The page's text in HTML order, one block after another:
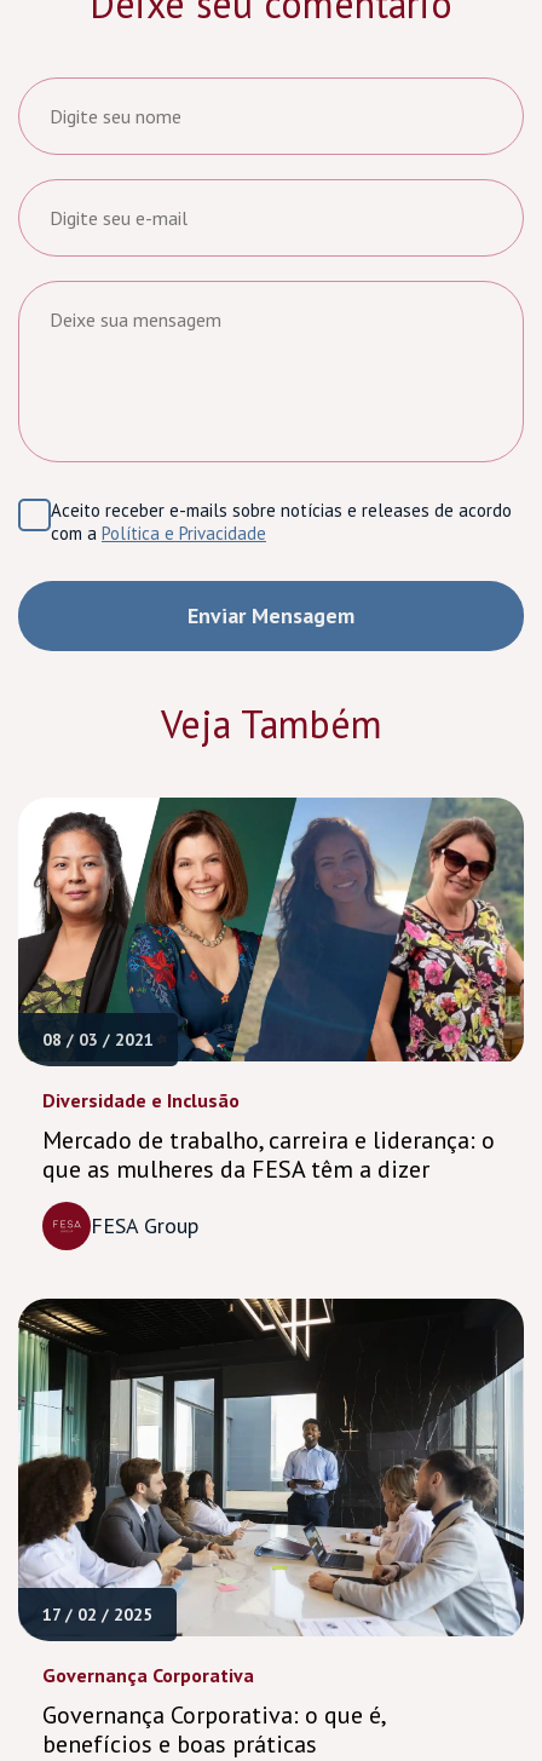
Aceito receber e-mails sobre notícias e releases de acordo
com a Política e Privacidade
Veja Também
08 / 03 / 2021
Diversidade e Inclusão
Mercado de trabalho, carreira e liderança: o
que as mulheres da FESA têm a dizer
FESA Group
17 / 02 / 2025
Governança Corporativa
Governança Corporativa: o que é,
benefícios e boas práticas